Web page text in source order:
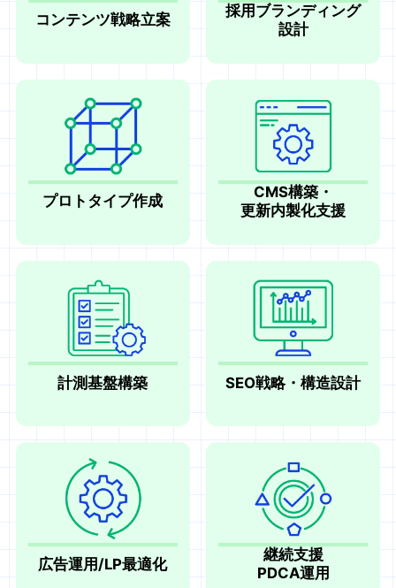
コンテンツ戦略立案
採用ブランディング
設計
プロトタイプ作成
CMS構築・
更新内製化支援
計測基盤構築 SEO戦略・構造設計
広告運用/LP最適化
継続支援
PDCA運用